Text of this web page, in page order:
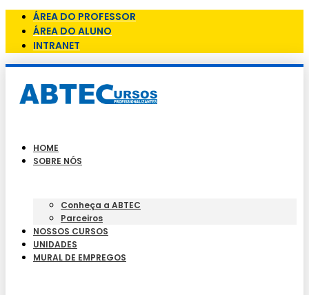
ÁREA DO PROFESSOR
ÁREA DO ALUNO
INTRANET
HOME
SOBRE NÓS
Conheça a ABTEC
Parceiros
NOSSOS CURSOS
UNIDADES
MURAL DE EMPREGOS